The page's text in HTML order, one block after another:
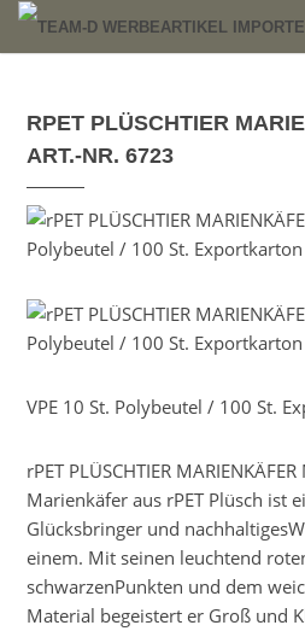
RPET PLÜSCHTIER
ART.-NR. 6723
VPE 10 St. Polybeutel / 100 St.
rPET PLÜSCHTIER
Marienkäfer aus rPET Plüsch ist
Glücksbringer und
einem. Mit seinen leuchtend
schwarzenPunkten und dem
Material begeistert er Groß und